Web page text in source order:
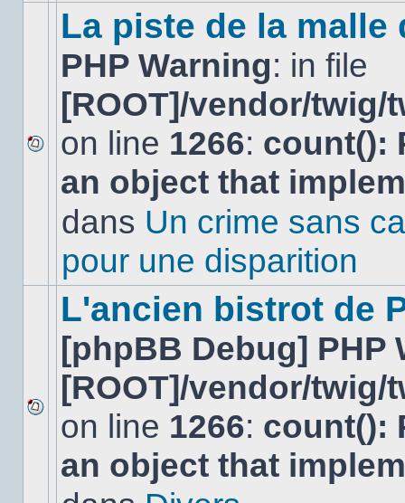
Aucun
nouveau
message
sujet.
La piste de la malle
PHP Warning: in file
[ROOT]/vendor/
on line 1266: count():
an object that
dans Un crime sans
pour une disparition
Aucun
nouveau
message
non-
L'ancien bistrot de
[phpBB Debug] PHP
[ROOT]/vendor/
on line 1266: count():
an object that